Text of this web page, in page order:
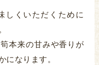
しくいただくために
本来の甘みや香りが
になります。